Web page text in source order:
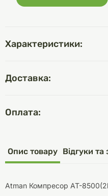
Характеристики:
Доставка:
Оплата:
Опис товару Відгуки
Atman Компресор AT-